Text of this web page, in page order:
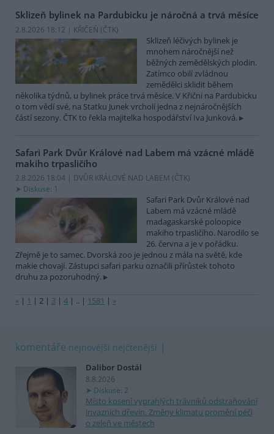
Sklizeň bylinek na Pardubicku je náročná a trvá měsíce
2.8.2026 18:12 | KŘIČEŇ (ČTK)
Sklizeň léčivých bylinek je
mnohem náročnější než
běžných zemědělských plodin.
Zatímco obilí zvládnou
zemědělci sklidit během
několika týdnů, u bylinek práce trvá měsíce. V Křični na Pardubicku
o tom vědí své, na Statku Junek vrcholí jedna z nejnáročnějších
částí sezony. ČTK to řekla majitelka hospodářství Iva Junková.
Safari Park Dvůr Králové nad Labem má vzácné mládě
makiho trpasličího
2.8.2026 18:04 | DVŮR KRÁLOVÉ NAD LABEM (ČTK)
Diskuse: 1
Safari Park Dvůr Králové nad
Labem má vzácné mládě
madagaskarské poloopice
makiho trpasličího. Narodilo se
26. června a je v pořádku.
Zřejmě je to samec. Dvorská zoo je jednou z mála na světě, kde
makie chovají. Zástupci safari parku označili přírůstek tohoto
druhu za pozoruhodný.
« | 1 | 2 | 3 | 4 | .. | 1581 | »
komentáře nejnovější nejčtenější
Dalibor Dostál
8.8.2026
Diskuse: 2
Místo kosení vyprahlých trávníků odstraňování
invazních dřevin. Změny klimatu promění péči
o zeleň ve městech